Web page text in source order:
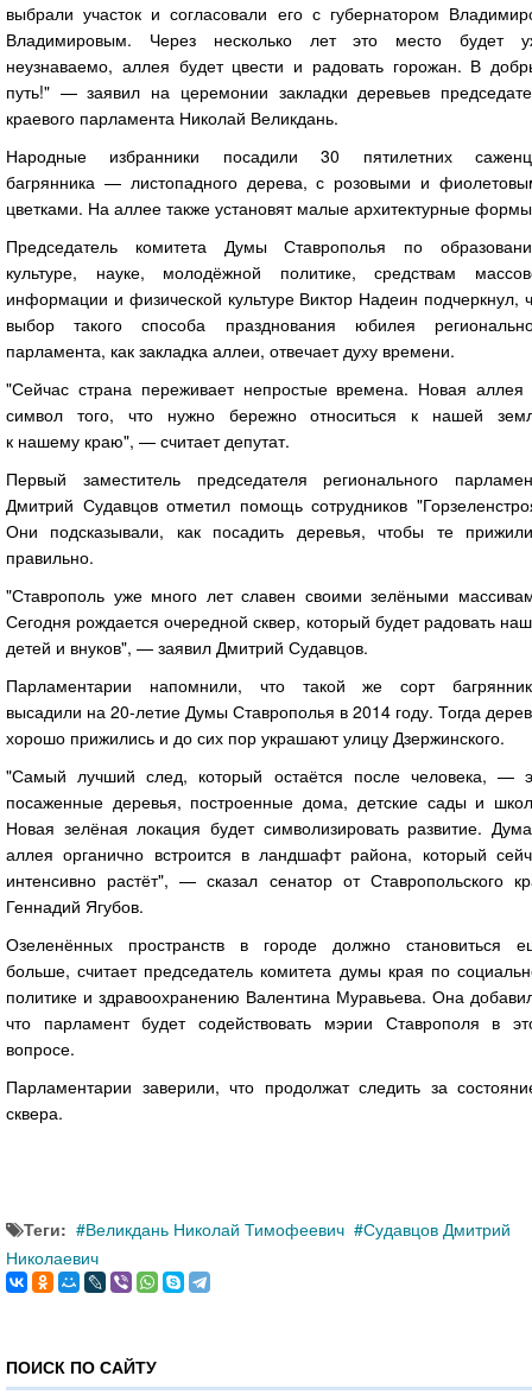
выбрали участок и согласовали его с губернатором
Владимировым. Через несколько лет это место будет
неузнаваемо, аллея будет цвести и радовать горожан. В
путь!" — заявил на церемонии закладки деревьев
краевого парламента Николай Великдань.
Народные избранники посадили 30 пятилетних
багрянника — листопадного дерева, с розовыми и
цветками. На аллее также установят малые архитектурные
Председатель комитета Думы Ставрополья по
культуре, науке, молодёжной политике, средствам
информации и физической культуре Виктор Надеин подчеркнул,
выбор такого способа празднования юбилея
парламента, как закладка аллеи, отвечает духу времени.
"Сейчас страна переживает непростые времена. Новая
символ того, что нужно бережно относиться к нашей
к нашему краю", — считает депутат.
Первый заместитель председателя регионального
Дмитрий Судавцов отметил помощь сотрудников
Они подсказывали, как посадить деревья, чтобы те
правильно.
"Ставрополь уже много лет славен своими зелёными
Сегодня рождается очередной сквер, который будет радовать
детей и внуков", — заявил Дмитрий Судавцов.
Парламентарии напомнили, что такой же сорт
высадили на 20-летие Думы Ставрополья в 2014 году. Тогда
хорошо прижились и до сих пор украшают улицу Дзержинского.
"Самый лучший след, который остаётся после человека, —
посаженные деревья, построенные дома, детские сады и
Новая зелёная локация будет символизировать развитие.
аллея органично встроится в ландшафт района, который
интенсивно растёт", — сказал сенатор от Ставропольского
Геннадий Ягубов.
Озеленённых пространств в городе должно становиться
больше, считает председатель комитета думы края по
политике и здравоохранению Валентина Муравьева. Она
что парламент будет содействовать мэрии Ставрополя в
вопросе.
Парламентарии заверили, что продолжат следить за
сквера.
Теги: Великдань Николай Тимофеевич
Судавцов Дмитрий
Николаевич
ПОИСК ПО САЙТУ